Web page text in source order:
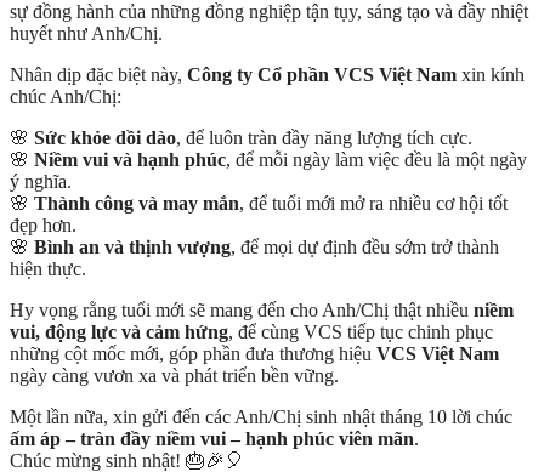
sự đồng hành của những đồng nghiệp tận tụy, sáng tạo và đầy nhiệt
huyết như Anh/Chị.
Nhân dịp đặc biệt này, Công ty Cổ phần VCS Việt Nam xin kính
chúc Anh/Chị:
🌸 Sức khỏe dồi dào, để luôn tràn đầy năng lượng tích cực.
🌸 Niềm vui và hạnh phúc, để mỗi ngày làm việc đều là một ngày
ý nghĩa.
🌸 Thành công và may mắn, để tuổi mới mở ra nhiều cơ hội tốt
đẹp hơn.
🌸 Bình an và thịnh vượng, để mọi dự định đều sớm trở thành
hiện thực.
Hy vọng rằng tuổi mới sẽ mang đến cho Anh/Chị thật nhiều niềm
vui, động lực và cảm hứng, để cùng VCS tiếp tục chinh phục
những cột mốc mới, góp phần đưa thương hiệu VCS Việt Nam
ngày càng vươn xa và phát triển bền vững.
Một lần nữa, xin gửi đến các Anh/Chị sinh nhật tháng 10 lời chúc
ấm áp – tràn đầy niềm vui – hạnh phúc viên mãn.
Chúc mừng sinh nhật! 🎂🎉🎈